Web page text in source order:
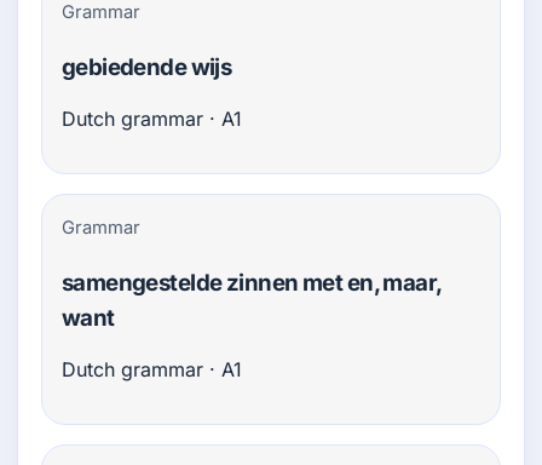
Grammar
gebiedende wijs
Dutch grammar · A1
Grammar
samengestelde zinnen met en, maar,
want
Dutch grammar · A1